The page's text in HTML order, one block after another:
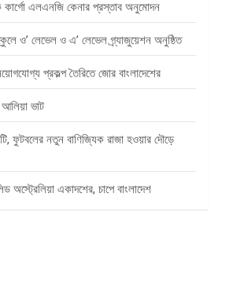
এলএনজি কেনার প্রস্তাব অনুমোদন
ও’ লেভেল ও এ’ লেভেল গ্র্যাজুয়েশন অনুষ্ঠিত
প্রকল্প তৈরিতে জোর বাংলাদেশের
আলিয়া ভাট
ফুটবলের নতুন বাণিজ্যিক রাজা হওয়ার দৌড়ে
অস্ট্রেলিয়া একাদশের, চাপে বাংলাদেশ